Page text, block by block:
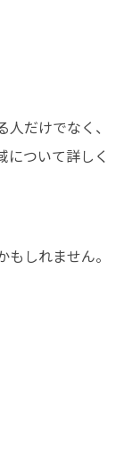
だけでなく、
について詳しく
しれません。